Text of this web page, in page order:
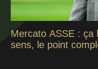
Mercato ASSE : ça
sens, le point